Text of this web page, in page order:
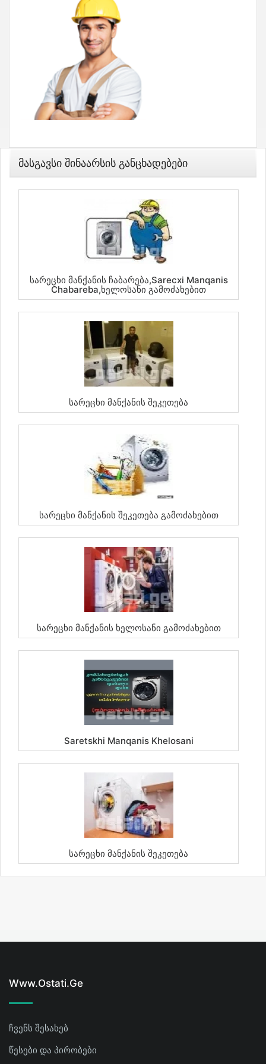
Მასგავსი Შინაარსის Განცხადებები
Სარეცხი Მანქანის Ჩაბარება,sarecxi Manqanis
Chabareba,ხელოსანი Გამოძახებით
Სარეცხი Მანქანის Შეკეთება
Სარეცხი Მანქანის Შეკეთება Გამოძახებით
Სარეცხი Მანქანის Ხელოსანი Გამოძახებით
Saretskhi Manqanis Khelosani
Სარეცხი Მანქანის Შეკეთება
Www.ostati.ge
ჩვენს შესახებ
წესები და პირობები